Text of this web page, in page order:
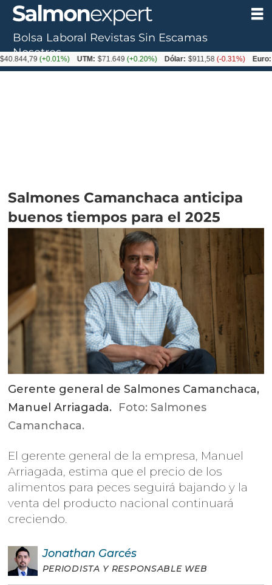
Salmones Camanchaca anticipa
buenos tiempos para el 2025
Gerente general de Salmones Camanchaca,
Manuel Arriagada. Foto: Salmones
Camanchaca.
El gerente general de la empresa, Manuel
Arriagada, estima que el precio de los
alimentos para peces seguirá bajando y la
venta del producto nacional continuará
creciendo.
Jonathan Garcés
PERIODISTA Y RESPONSABLE WEB
Bolsa Laboral Revistas Sin Escamas
Nosotros
(+0.01%) UTM: $71.649(+0.20%) Dólar: $911,58(-0.31%) Euro: